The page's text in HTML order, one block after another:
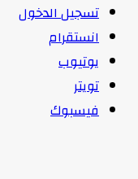
تسجيل الدخول
انستقرام
يوتيوب
تويتر
فيسبوك